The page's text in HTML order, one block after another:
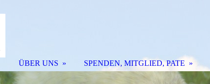
ÜBER UNS SPENDEN, MITGLIED, PATE